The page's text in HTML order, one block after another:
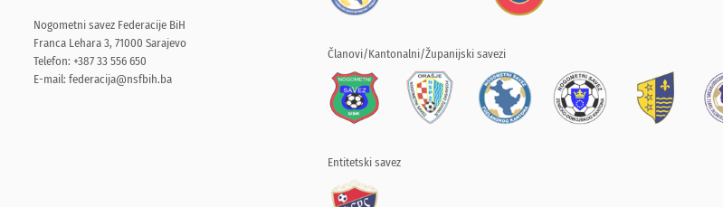
Nogometni savez Federacije BiH
Franca Lehara 3, 71000 Sarajevo
Telefon: +387 33 556 650
E-mail: federacija@nsfbih.ba
Članovi/Kantonalni/Županijski savezi
Entitetski savez